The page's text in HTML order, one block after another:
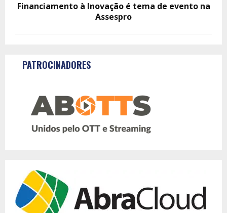
Financiamento à Inovação é tema de evento na
Assespro
PATROCINADORES